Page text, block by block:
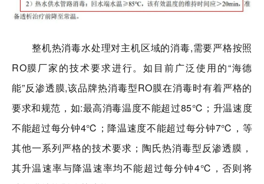
整机热消毒水处理对主机区域的消毒,需要严格按照
RO膜厂家的技术要求进行。如目前广泛使用的“海德
能”反渗透膜,该品牌热消毒型RO膜在消毒时有着严格的
要求和规范，如:最高消毒温度不能超过85℃；升温速度
不能超过每分钟4℃；降温速度不能超过每分钟7℃，等
其他一系列严格的技术要求；陶氏热消毒型反渗透膜，
其升温速率与降温速率均不能超过每分钟4℃，否则将